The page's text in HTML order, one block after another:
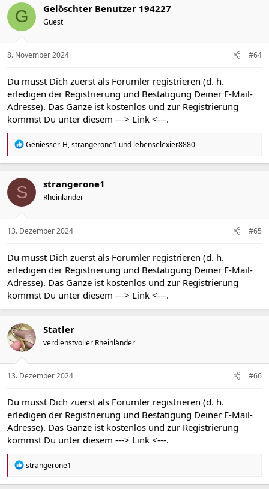
t
i
e
n
G Gelöschter Benutzer 194227
Guest
8. November 2024 #64
Du musst Dich zuerst als Forumler registrieren (d. h.
erledigen der Registrierung und Bestätigung Deiner E-Mail-
Adresse). Das Ganze ist kostenlos und zur Registrierung
kommst Du unter diesem ---> Link <---.
R
a
t
i
o
e
n
Geniesser-H,strangerone1 und lebenselexier8880
S strangerone1
Rheinländer
13. Dezember 2024 #65
Du musst Dich zuerst als Forumler registrieren (d. h.
erledigen der Registrierung und Bestätigung Deiner E-Mail-
Adresse). Das Ganze ist kostenlos und zur Registrierung
kommst Du unter diesem ---> Link <---.
Statler
verdienstvoller Rheinländer
13. Dezember 2024 #66
Du musst Dich zuerst als Forumler registrieren (d. h.
erledigen der Registrierung und Bestätigung Deiner E-Mail-
Adresse). Das Ganze ist kostenlos und zur Registrierung
kommst Du unter diesem ---> Link <---.
R
a
strangerone1